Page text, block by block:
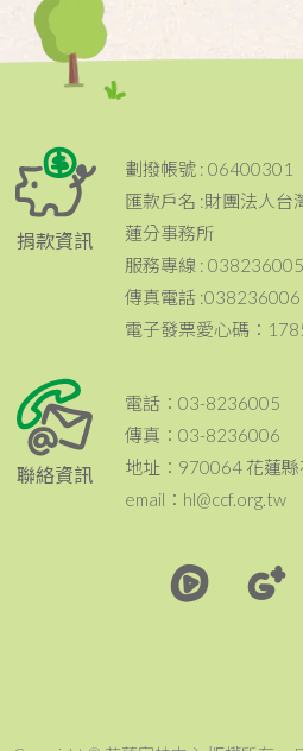
捐款資訊
劃撥帳號 : 06400301
匯款戶名 :財團法人台
蓮分事務所
服務專線 : 038236005
傳真電話 :038236006
電子發票愛心碼：
聯絡資訊
電話：03-8236005
傳真：03-8236006
地址：970064 花蓮
email：hl@ccf.org.tw